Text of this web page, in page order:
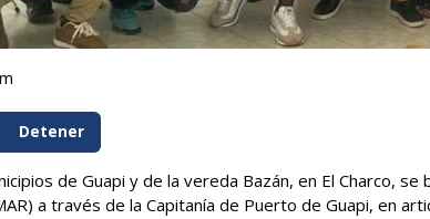
Detener
de Guapi y de la vereda Bazán, en El Charco,
a través de la Capitanía de Puerto de Guapi, en